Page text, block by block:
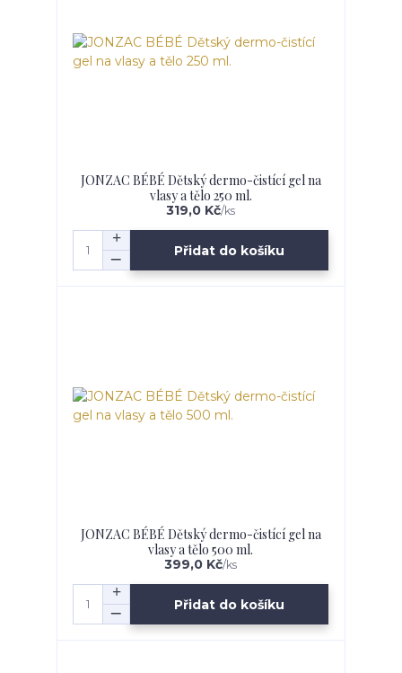
JONZAC BÉBÉ Dětský dermo-čistící gel na
vlasy a tělo 250 ml.
319,0 Kč/ks
Přidat do košíku
JONZAC BÉBÉ Dětský dermo-čistící gel na
vlasy a tělo 500 ml.
399,0 Kč/ks
Přidat do košíku